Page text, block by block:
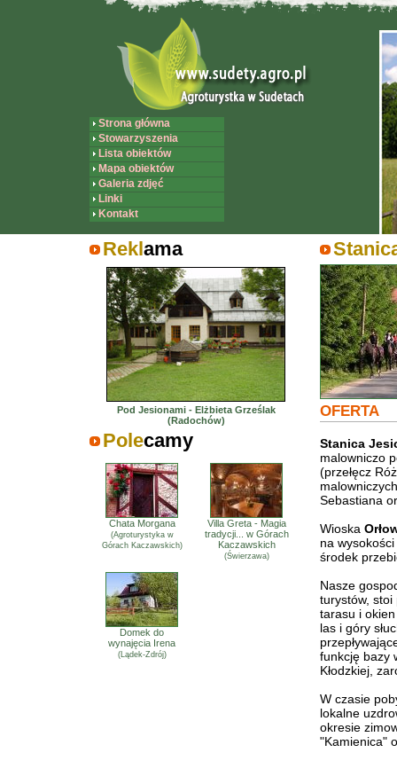
Strona główna
Stowarzyszenia
Lista obiektów
Mapa obiektów
Galeria zdjęć
Linki
Kontakt
Reklama
Pod Jesionami - Elżbieta Grześlak
(Radochów)
Polecamy
Chata Morgana
(Agroturystyka w
Górach Kaczawskich)
Villa Greta - Magia
tradycji... w Górach
Kaczawskich
(Świerzawa)
Domek do
wynajęcia Irena
(Lądek-Zdrój)
OFERTA
Stanica
malowniczo
(przełęcz
Sebastiana
Wioska
na
środek
Nasze
turystów,
tarasu i
las i góry
funkcję bazy
Kłodzkiej,
W czasie
lokalne
okresie
"Kamienica"